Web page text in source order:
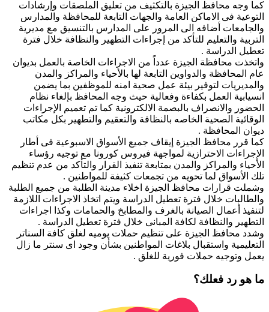
كما وجه محافظ الجيزة بالتكثيف من تعليق الملصقات وإرشادات
التوعية فى الاماكن العامة والجهات التابعة للمحافظة والمدارس
والجامعات أضافه الى المرور على المدارس بالتنسيق مع مديرية
التربية والتعليم للتأكد من إجراءات التطهير والنظافة خلال فترة
تعطيل الدراسة .
واتخذت محافظة الجيزة عدداً من الاجراءات الخاصة بالعمل بديوان
عام المحافظة والدواوين التابعة لها بالأحياء والمراكز والمدن
والمديريات لتوفير بيئة عمل صحية امنه للموظفين بما يضمن
انسيابية العمل بكفاءة وفعالية حيث وجه المحافظ بإلغاء نظام
الحضور والانصراف بالبصمة الالكترونية كما تم تعميم الإجراءات
الوقائية الصحية الخاصه بالنظافة والتعقيم والتطهير بكل مكاتب
ديوان المحافظة .
كما قرر محافظ الجيزة إيقاف جميع الأسواق الاسبوعية فى أطار
الإجراءات الاحترازية لمواجهة فيروس كورونا مع توجيه رؤساء
الأحياء والمراكز والمدن بمتابعة تنفيذ القرار والتأكد من عدم تنظيم
تلك الأسواق لما تحويه من تجمعات كثيفة للمواطنين .
وشملت قرارات محافظ الجيزة اخلاء مدينة الطلبة من جميع الطلبة
والطالبات خلال فترة تعطيل الدراسة ويتم اتخاذ الاجراءات اللازمة
لتنفيذ أعمال الصيانة بالغرف والمطابخ والحمامات وكذا اجراءات
التطهير والنظافة لكافة المبانى خلال فترة تعطيل الدراسة .
وشدد محافظ الجيزة على تنظيم حملات يوميه لغلق كافة السناتر
التعليمية واستقبال بلاغات المواطنين بشأن وجود اى سنتر ما زال
يعمل وتوجيه حملات فورية للغلق .
ما هو رد فعلك؟